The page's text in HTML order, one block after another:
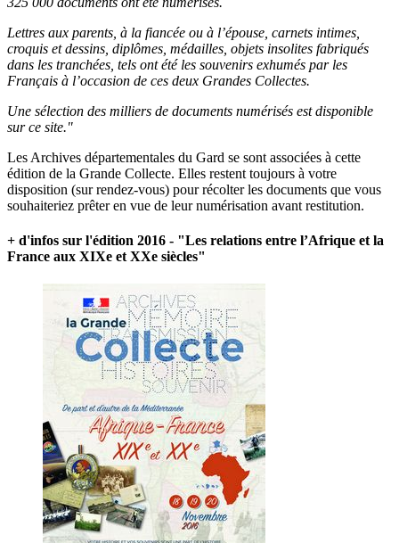
Lettres aux parents, à la fiancée ou à l’épouse, carnets intimes,
croquis et dessins, diplômes, médailles, objets insolites fabriqués
dans les tranchées, tels ont été les souvenirs exhumés par les
Français à l’occasion de ces deux Grandes Collectes.
Une sélection des milliers de documents numérisés est disponible
sur ce site."
Les Archives départementales du Gard se sont associées à cette
édition de la Grande Collecte. Elles restent toujours à votre
disposition (sur rendez-vous) pour récolter les documents que vous
souhaiteriez prêter en vue de leur numérisation avant restitution.
+ d'infos sur l'édition 2016 - "Les relations entre l’Afrique et la
France aux XIXe et XXe siècles"